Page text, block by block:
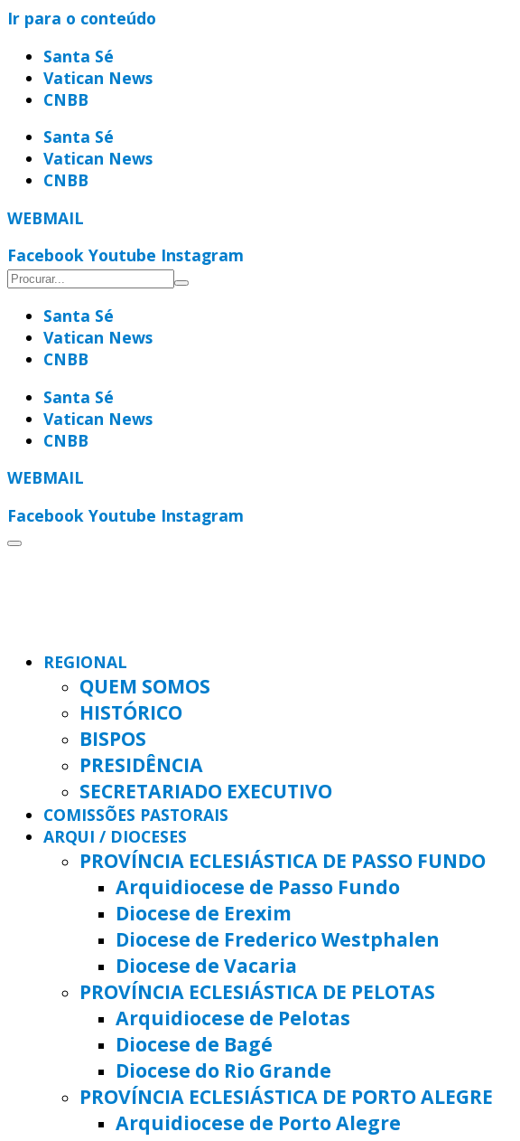
Ir para o conteúdo
Santa Sé
Vatican News
CNBB
Santa Sé
Vatican News
CNBB
WEBMAIL
Facebook Youtube Instagram
Santa Sé
Vatican News
CNBB
Santa Sé
Vatican News
CNBB
WEBMAIL
Facebook Youtube Instagram
REGIONAL
QUEM SOMOS
HISTÓRICO
BISPOS
PRESIDÊNCIA
SECRETARIADO EXECUTIVO
COMISSÕES PASTORAIS
ARQUI / DIOCESES
PROVÍNCIA ECLESIÁSTICA DE PASSO FUNDO
Arquidiocese de Passo Fundo
Diocese de Erexim
Diocese de Frederico Westphalen
Diocese de Vacaria
PROVÍNCIA ECLESIÁSTICA DE PELOTAS
Arquidiocese de Pelotas
Diocese de Bagé
Diocese do Rio Grande
PROVÍNCIA ECLESIÁSTICA DE PORTO ALEGRE
Arquidiocese de Porto Alegre